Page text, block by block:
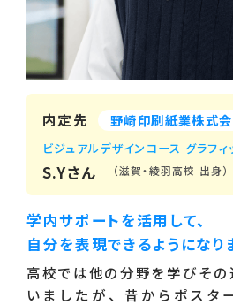
内定先 野崎印刷紙業株式
ビジュアルデザインコース グラフ
S.Yさん （滋賀・綾羽高校 出身）
学内サポートを活用して、
自分を表現できるようになり
高校では他の分野を学びそ
いましたが、昔からポスタ